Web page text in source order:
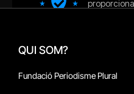
QUI SOM?
Fundació Periodisme Plural